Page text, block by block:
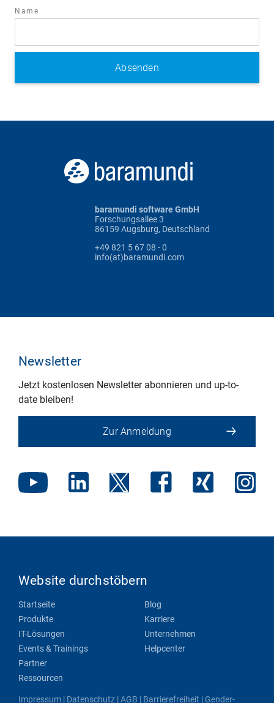
Name
baramundi software GmbH
Forschungsallee 3
86159 Augsburg, Deutschland
+49 821 5 67 08 - 0
info(at)baramundi.com
Newsletter
Jetzt kostenlosen Newsletter abonnieren und up-to-
date bleiben!
Zur Anmeldung
Website durchstöbern
Startseite
Produkte
IT-Lösungen
Events & Trainings
Partner
Ressourcen
Blog
Karriere
Unternehmen
Helpcenter
Impressum | Datenschutz |AGB | Barrierefreiheit | Gender-